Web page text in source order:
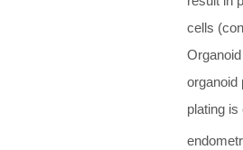
cells
organoid
plating